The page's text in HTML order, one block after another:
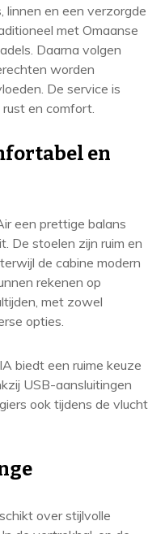
linnen en een verzorgde
met Omaanse
Daarna volgen
worden
De service is
en comfort.
en
een prettige balans
De stoelen zijn ruim en
de cabine modern
rekenen op
met zowel
opties.
biedt een ruime keuze
USB-aansluitingen
ook tijdens de vlucht
over stijlvolle